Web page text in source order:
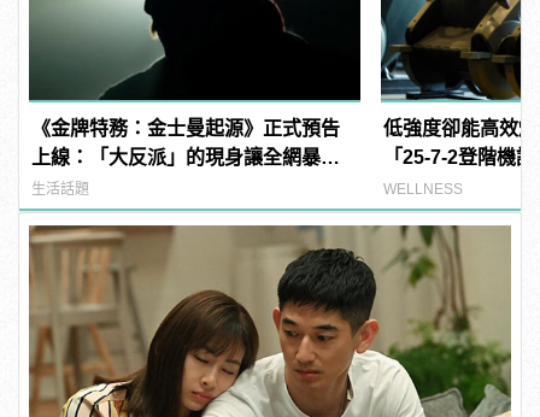
《金牌特務：金士曼起源》正式預告
上線：「大反派」的現身讓全網暴
動！
生活話題
低強度卻能高效
「25-7-2登階機
WELLNESS